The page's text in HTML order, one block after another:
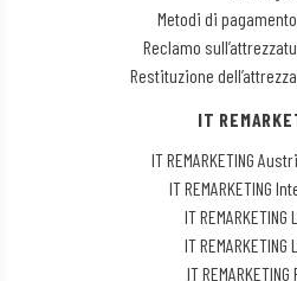
Metodi di
Reclamo
Restituzione
IT
IT REMARKETING
IT REMARKETING
IT
IT
IT